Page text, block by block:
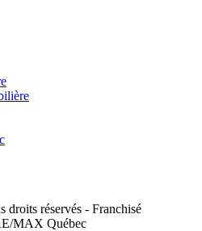
réservés - Franchisé
MAX Québec